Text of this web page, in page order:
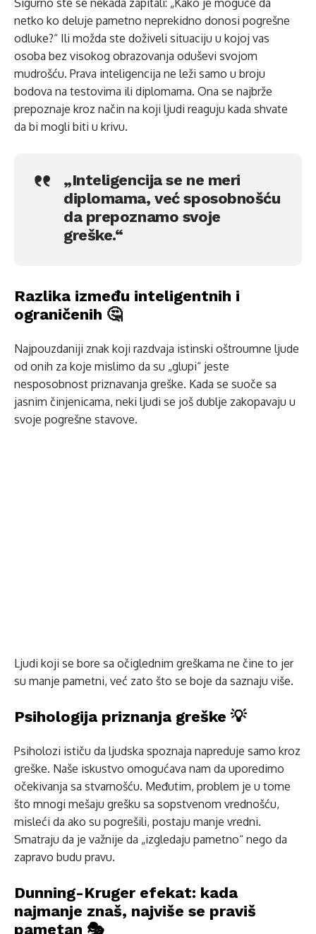
Sigurno ste se nekada zapitali: „Kako je moguće da
netko ko deluje pametno neprekidno donosi pogrešne
odluke?“ Ili možda ste doživeli situaciju u kojoj vas
osoba bez visokog obrazovanja oduševi svojom
mudrošću. Prava inteligencija ne leži samo u broju
bodova na testovima ili diplomama. Ona se najbrže
prepoznaje kroz način na koji ljudi reaguju kada shvate
da bi mogli biti u krivu.
„Inteligencija se ne meri
diplomama, već sposobnošću
da prepoznamo svoje
greške.“
Razlika između inteligentnih i
ograničenih 🤔
Najpouzdaniji znak koji razdvaja istinski oštroumne ljude
od onih za koje mislimo da su „glupi“ jeste
nesposobnost priznavanja greške. Kada se suoče sa
jasnim činjenicama, neki ljudi se još dublje zakopavaju u
svoje pogrešne stavove.
Ljudi koji se bore sa očiglednim greškama ne čine to jer
su manje pametni, već zato što se boje da saznaju više.
Psihologija priznanja greške 💡
Psiholozi ističu da ljudska spoznaja napreduje samo kroz
greške. Naše iskustvo omogućava nam da uporedimo
očekivanja sa stvarnošću. Međutim, problem je u tome
što mnogi mešaju grešku sa sopstvenom vrednošću,
misleći da ako su pogrešili, postaju manje vredni.
Smatraju da je važnije da „izgledaju pametno“ nego da
zapravo budu pravu.
Dunning-Kruger efekat: kada
najmanje znaš, najviše se praviš
pametan 🎭